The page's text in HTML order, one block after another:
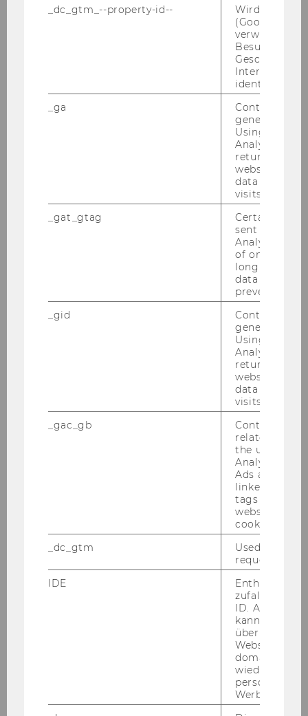
julian.spadinger@wu.ac.at
isabelle.vonkilch@wu.ac.at
_dc_gtm_--property-id--
Wird von
(Google Tag
verwendet,
Besucher
Geschlecht
Interessen zu
identifizieren.
_ga
Contains a
generated
Using this
Analytics can
returning
website and
data from
visits.
_gat_gtag
Certain data
sent to
Analytics a
of once per
long as it is
data
prevented.
_gid
Contains a
generated
Using this
Analytics can
returning
website and
data from
visits.
_gac_gb
Contains
related
the user. If
Analytics and
Ads accounts
linked, the
tags on the
website read
cookie.
_dc_gtm
Used to
request rate.
IDE
Enthält eine
ID. Anhand
kann Google
über
Websites
Werbung